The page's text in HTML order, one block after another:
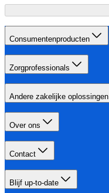
Consumentenproducten
Zorgprofessionals
Andere zakelijke oplossingen
Over ons
Contact
Blijf up-to-date